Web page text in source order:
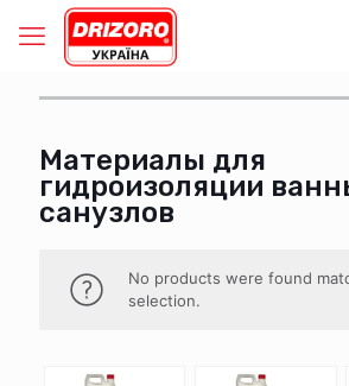
Материалы для
гидроизоляции
санузлов
No products were found
selection.